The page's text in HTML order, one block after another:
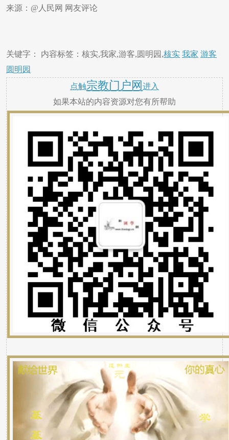
来源：@人民网 网友评论
关键字： 内容标签：核实,我家,游客,圆明园,核实 我家 游客
圆明园
点触宗教门户网 进入
如果本站的内容资源对您有所帮助